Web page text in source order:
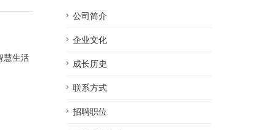
慧生活
公司简介
企业文化
成长历史
联系方式
招聘职位